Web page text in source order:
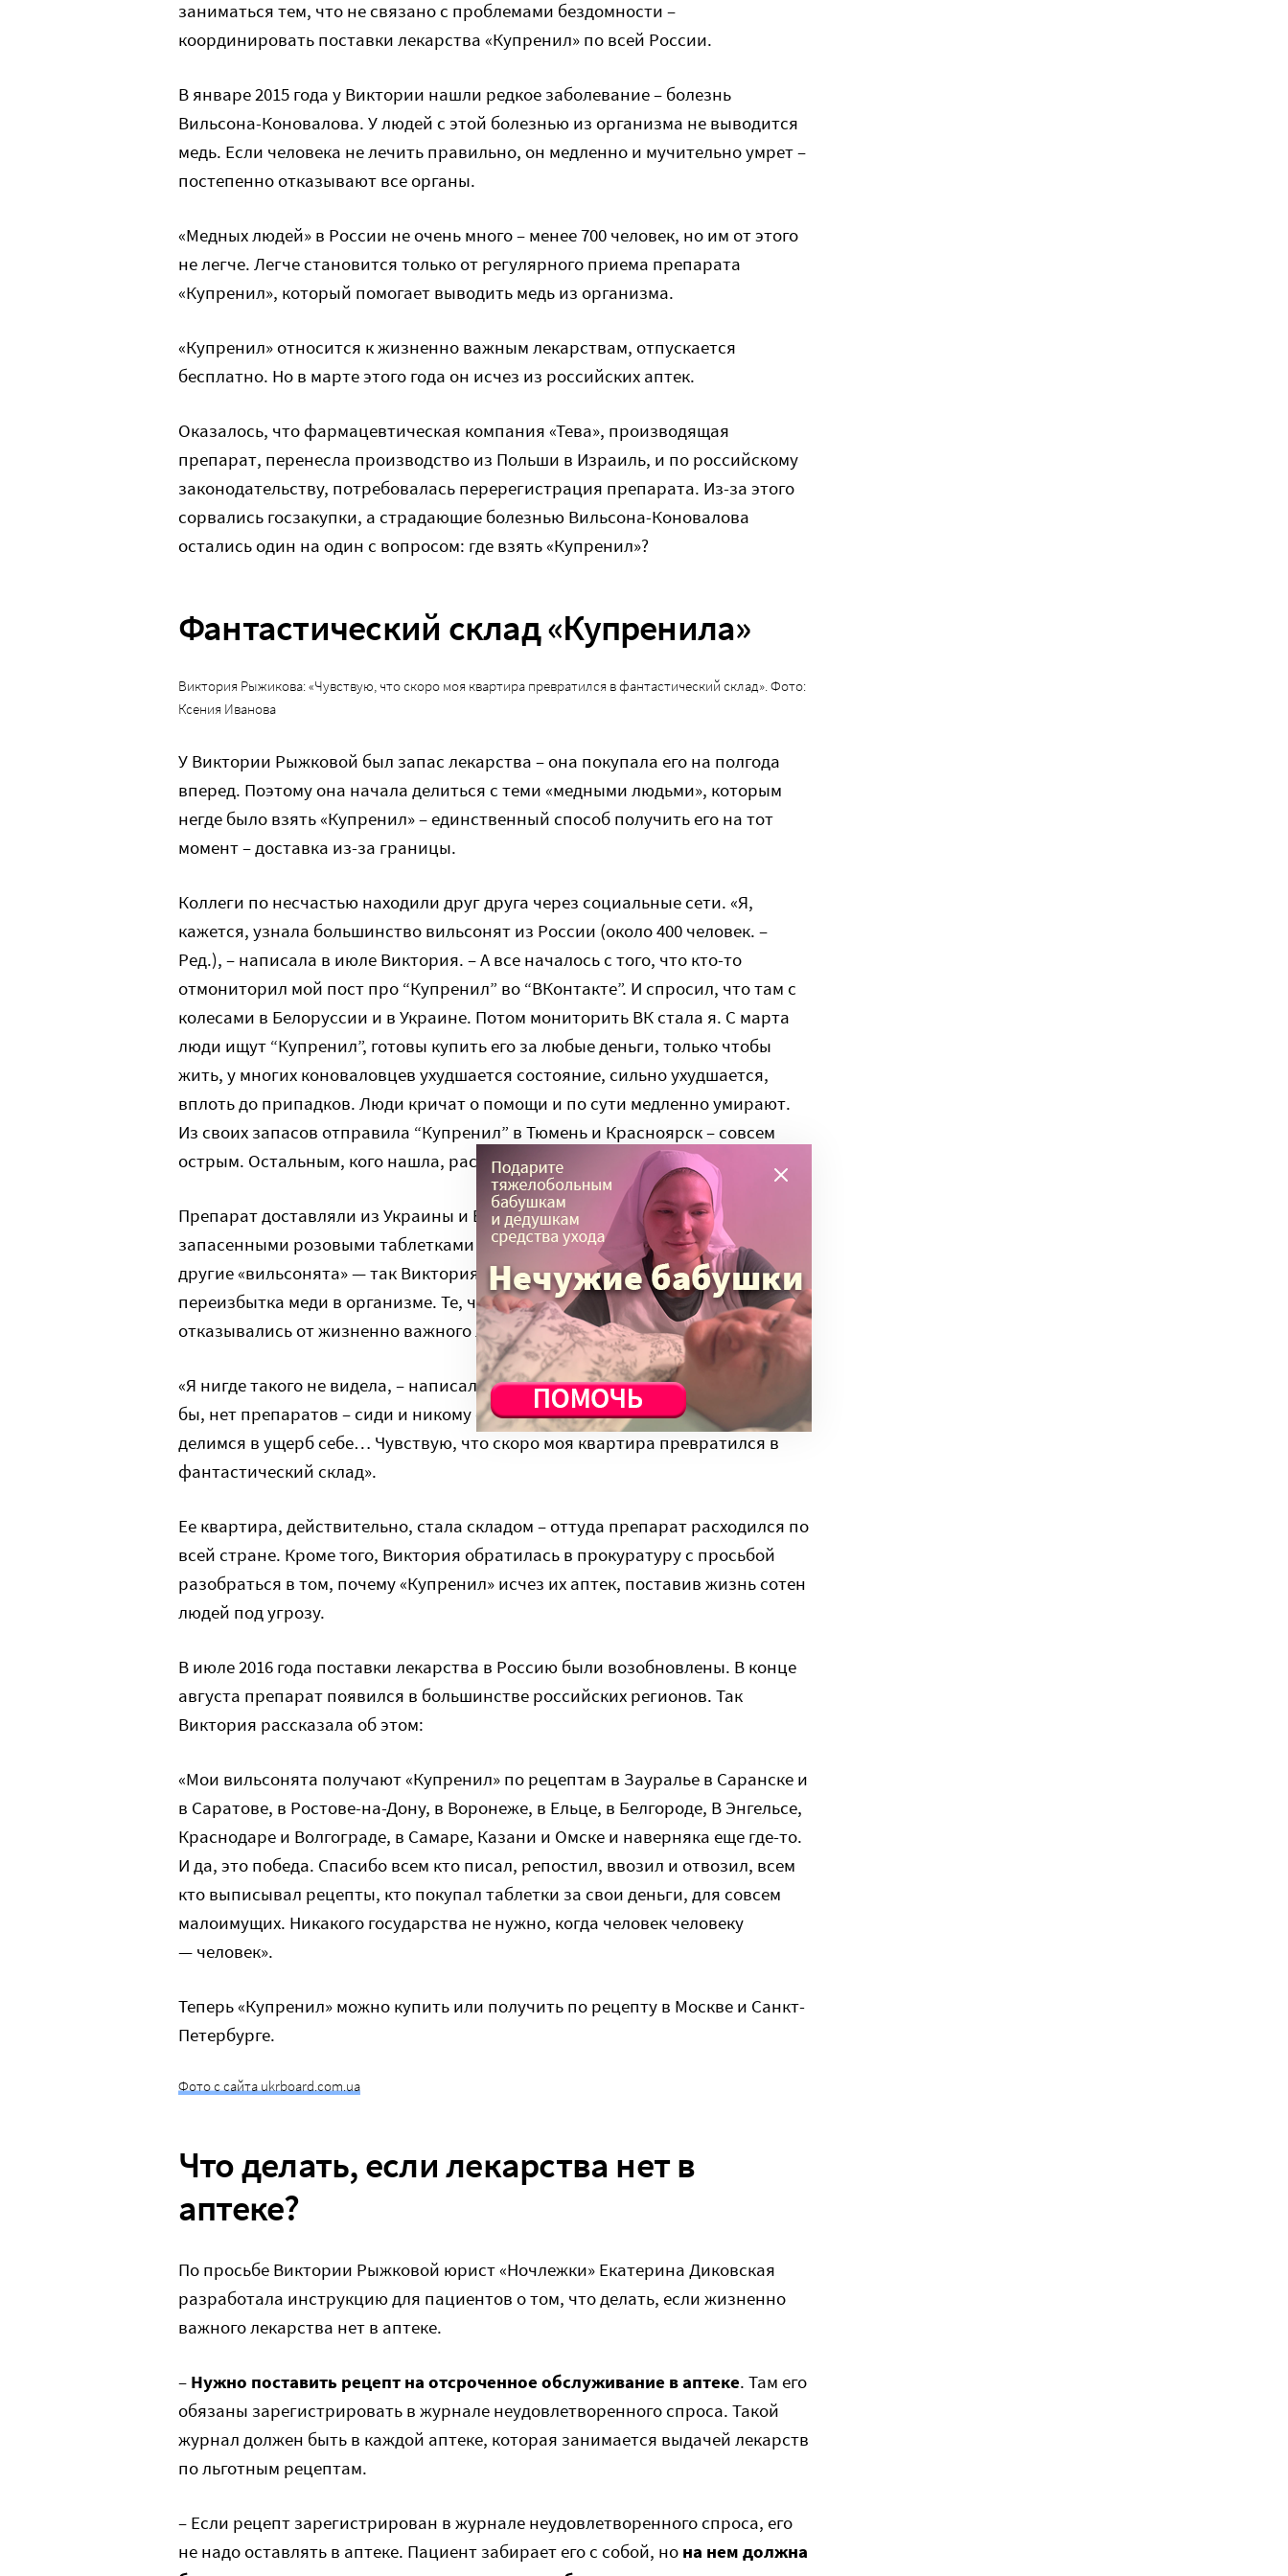
заниматься тем, что не связано с проблемами бездомности –
координировать поставки лекарства «Купренил» по всей России.
В январе 2015 года у Виктории нашли редкое заболевание – болезнь
Вильсона-Коновалова. У людей с этой болезнью из организма не выводится
медь. Если человека не лечить правильно, он медленно и мучительно умрет –
постепенно отказывают все органы.
«Медных людей» в России не очень много – менее 700 человек, но им от этого
не легче. Легче становится только от регулярного приема препарата
«Купренил», который помогает выводить медь из организма.
«Купренил» относится к жизненно важным лекарствам, отпускается
бесплатно. Но в марте этого года он исчез из российских аптек.
Оказалось, что фармацевтическая компания «Тева», производящая
препарат, перенесла производство из Польши в Израиль, и по российскому
законодательству, потребовалась перерегистрация препарата. Из-за этого
сорвались госзакупки, а страдающие болезнью Вильсона-Коновалова
остались один на один с вопросом: где взять «Купренил»?
Фантастический склад «Купренила»
Виктория Рыжикова: «Чувствую, что скоро моя квартира превратился в фантастический склад». Фото:
Ксения Иванова
У Виктории Рыжковой был запас лекарства – она покупала его на полгода
вперед. Поэтому она начала делиться с теми «медными людьми», которым
негде было взять «Купренил» – единственный способ получить его на тот
момент – доставка из-за границы.
Коллеги по несчастью находили друг друга через социальные сети. «Я,
кажется, узнала большинство вильсонят из России (около 400 человек. –
Ред.), – написала в июле Виктория. – А все началось с того, что кто-то
отмониторил мой пост про “Купренил” во “ВКонтакте”. И спросил, что там с
колесами в Белоруссии и в Украине. Потом мониторить ВК стала я. С марта
люди ищут “Купренил”, готовы купить его за любые деньги, только чтобы
жить, у многих коноваловцев ухудшается состояние, сильно ухудшается,
вплоть до припадков. Люди кричат о помощи и по сути медленно умирают.
Из своих запасов отправила “Купренил” в Тюмень и Красноярск – совсем
острым. Остальным, кого нашла, рассказала, где купить и как провозить».
Препарат доставляли из Украины и Белоруссии друзья Виктории, загодя
запасенными розовыми таблетками «Купренила» делились между собой и
другие «вильсонята» — так Виктория называет людей, страдающих от
переизбытка меди в организме. Те, чье состояние было еще не критическим,
отказывались от жизненно важного лекарства в пользу тяжелых больных.
«Я нигде такого не видела, – написала Виктория в «Фейсбуке*». – Казалось
бы, нет препаратов – сиди и никому свои запасы не давай. Но нет, мы ими
делимся в ущерб себе… Чувствую, что скоро моя квартира превратился в
фантастический склад».
Ее квартира, действительно, стала складом – оттуда препарат расходился по
всей стране. Кроме того, Виктория обратилась в прокуратуру с просьбой
разобраться в том, почему «Купренил» исчез их аптек, поставив жизнь сотен
людей под угрозу.
В июле 2016 года поставки лекарства в Россию были возобновлены. В конце
августа препарат появился в большинстве российских регионов. Так
Виктория рассказала об этом:
«Мои вильсонята получают «Купренил» по рецептам в Зауралье в Саранске и
в Саратове, в Ростове-на-Дону, в Воронеже, в Ельце, в Белгороде, В Энгельсе,
Краснодаре и Волгограде, в Самаре, Казани и Омске и наверняка еще где-то.
И да, это победа. Спасибо всем кто писал, репостил, ввозил и отвозил, всем
кто выписывал рецепты, кто покупал таблетки за свои деньги, для совсем
малоимущих. Никакого государства не нужно, когда человек человеку
— человек».
Теперь «Купренил» можно купить или получить по рецепту в Москве и Санкт-
Петербурге.
Фото с сайта ukrboard.com.ua
Что делать, если лекарства нет в
аптеке?
По просьбе Виктории Рыжковой юрист «Ночлежки» Екатерина Диковская
разработала инструкцию для пациентов о том, что делать, если жизненно
важного лекарства нет в аптеке.
– Нужно поставить рецепт на отсроченное обслуживание в аптеке. Там его
обязаны зарегистрировать в журнале неудовлетворенного спроса. Такой
журнал должен быть в каждой аптеке, которая занимается выдачей лекарств
по льготным рецептам.
– Если рецепт зарегистрирован в журнале неудовлетворенного спроса, его
не надо оставлять в аптеке. Пациент забирает его с собой, но на нем должна